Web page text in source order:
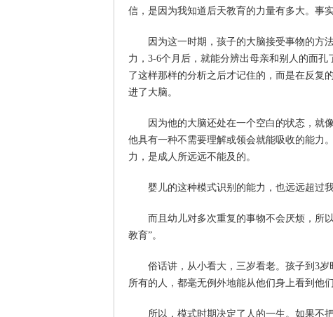
信，是因为我知道后天教育的力量有多大。事
因为这一时期，孩子的大脑接受事物的方法
力，3-6个月后，就能分辨出母亲和别人的面
了这样那样的分析之后才记住的，而是在反复
进了大脑。
因为他的大脑还处在一个空白的状态，就像
他具有一种不需要理解或领会就能吸收的能力
力，是成人所远远不能及的。
婴儿的这种模式识别的能力，也远远超过我
而且幼儿对多次重复的事物不会厌烦，所以
教育”。
俗话讲，从小看大，三岁看老。孩子到3岁
所有的人，都毫无例外地能从他们身上看到他
所以，模式时期决定了人的一生。如果不把